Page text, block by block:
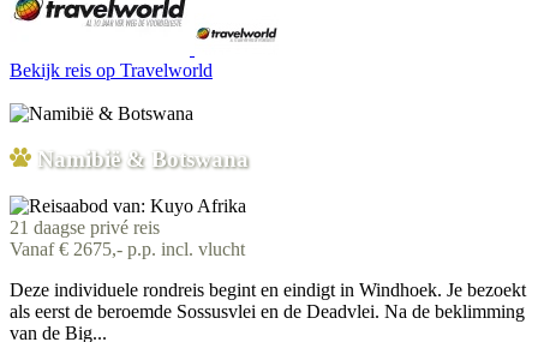
Bekijk reis op Travelworld
Namibië & Botswana
21 daagse privé reis
Vanaf € 2675,- p.p. incl. vlucht
Deze individuele rondreis begint en eindigt in Windhoek. Je bezoekt
als eerst de beroemde Sossusvlei en de Deadvlei. Na de beklimming
van de Big...